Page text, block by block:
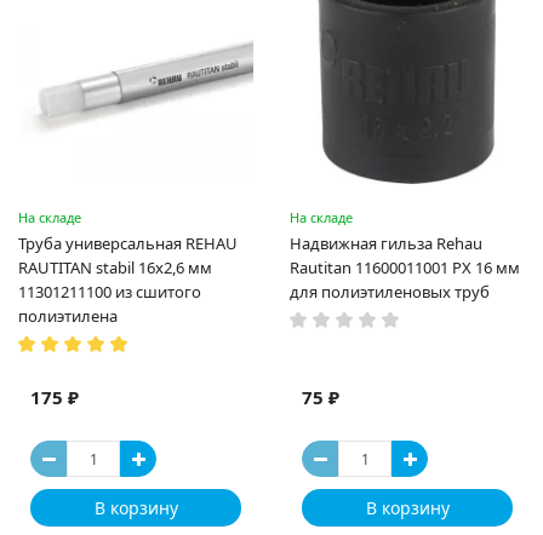
На складе
Труба универсальная REHAU
RAUTITAN stabil 16х2,6 мм
11301211100 из сшитого
полиэтилена
175 ₽
В корзину
На складе
Надвижная гильза Rehau
Rautitan 11600011001 PX 16 мм
для полиэтиленовых труб
75 ₽
В корзину